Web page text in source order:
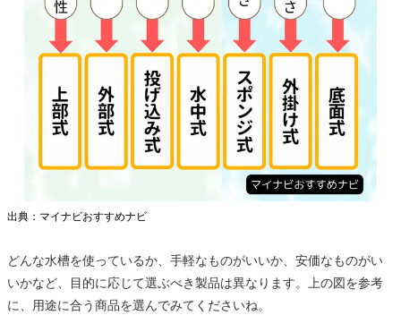
出典：マイナビおすすめナビ
どんな水槽を使っているか、手軽なものがいいか、安価なものがい
いかなど、目的に応じて選ぶべき製品は異なります。上の図を参考
に、用途に合う商品を選んでみてくださいね。